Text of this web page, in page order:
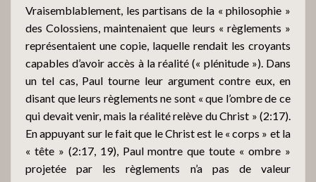
Vraisemblablement, les partisans de la « philosophie »
des Colossiens, maintenaient que leurs « règlements »
représentaient une copie, laquelle rendait les croyants
capables d’avoir accès à la réalité (« plénitude »). Dans
un tel cas, Paul tourne leur argument contre eux, en
disant que leurs règlements ne sont « que l’ombre de ce
qui devait venir, mais la réalité relève du Christ » (2:17).
En appuyant sur le fait que le Christ est le « corps » et la
« tête » (2:17, 19), Paul montre que toute « ombre »
projetée par les règlements n’a pas de valeur